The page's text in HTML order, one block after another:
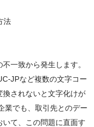
法
一致から発生します。
JPなど複数の文字コー
換されないと文字化けが
業でも、取引先とのデー
て、この問題に直面す